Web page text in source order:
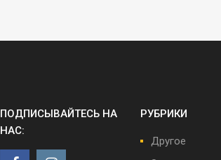
ПОДПИСЫВАЙТЕСЬ НА
НАС:
РУБРИКИ
Другое